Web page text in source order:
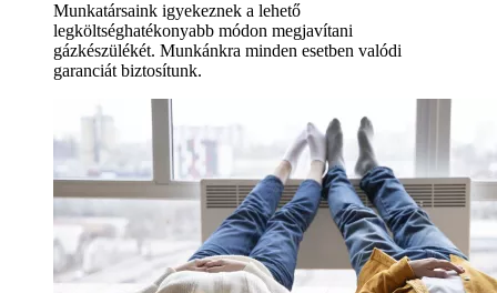
Munkatársaink igyekeznek a lehető
legköltséghatékonyabb módon megjavítani
gázkészülékét. Munkánkra minden esetben valódi
garanciát biztosítunk.